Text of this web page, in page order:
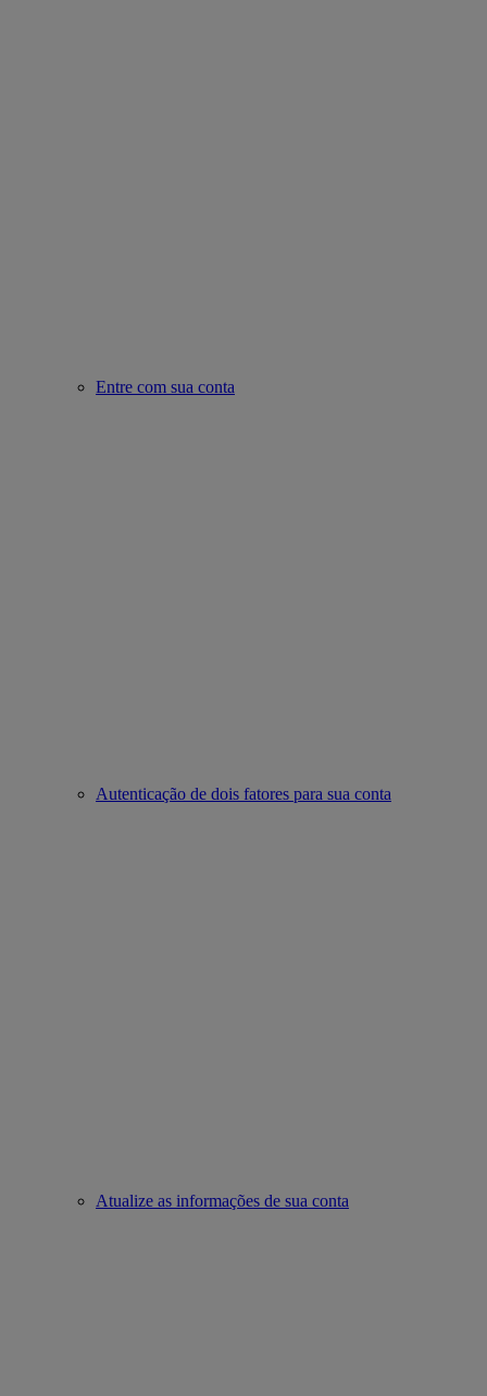
Entre com sua conta
Autenticação de dois fatores para sua conta
Atualize as informações de sua conta